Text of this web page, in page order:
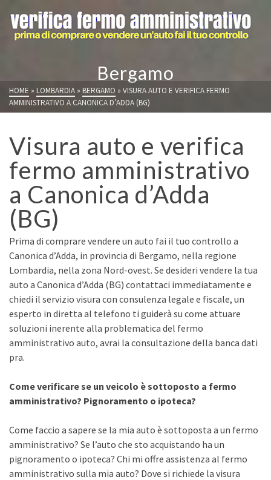
Bergamo
HOME » LOMBARDIA » BERGAMO » VISURA AUTO E VERIFICA FERMO
AMMINISTRATIVO A CANONICA D’ADDA (BG)
Visura auto e verifica
fermo amministrativo
a Canonica d’Adda
(BG)
Prima di comprare vendere un auto fai il tuo controllo a
Canonica d’Adda, in provincia di Bergamo, nella regione
Lombardia, nella zona Nord-ovest. Se desideri vendere la tua
auto a Canonica d’Adda (BG) contattaci immediatamente e
chiedi il servizio visura con consulenza legale e fiscale, un
esperto in diretta al telefono ti guiderà su come attuare
soluzioni inerente alla problematica del fermo
amministrativo auto, avrai la consultazione della banca dati
pra.
Come verificare se un veicolo è sottoposto a fermo
amministrativo? Pignoramento o ipoteca?
Come faccio a sapere se la mia auto è sottoposta a un fermo
amministrativo? Se l’auto che sto acquistando ha un
pignoramento o ipoteca? Chi mi offre assistenza al fermo
amministrativo sulla mia auto? Dove si richiede la visura